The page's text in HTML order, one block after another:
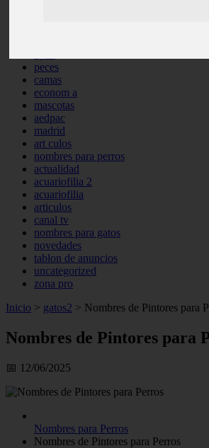
peces
camas
econom a
mascotas
aedpac
madrid
art culos
nombres para perros
actualidad
acuariofilia 2
acuariofilia
articulos
canal tv
nombres para gatos
novedades
tablon de anuncios
uncategorized
zona pro
Inicio > gatos2 > Nombres de Pintores para
Nombres de Pintores para
📅 12/06/2025
Nombres para Perros
Nombres de Pintores para Perros